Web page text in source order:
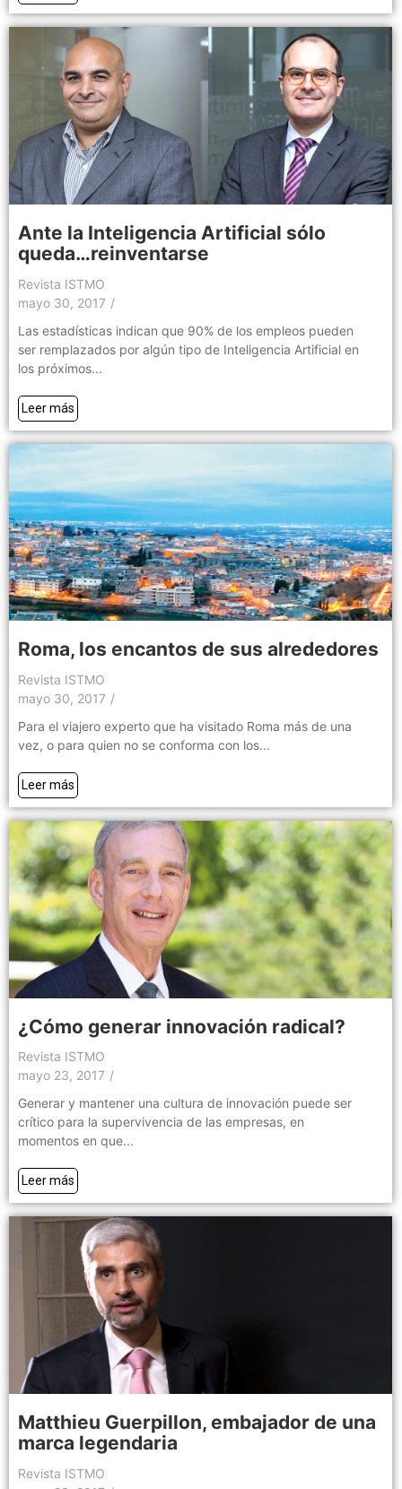
Ante la Inteligencia Artificial sólo
queda…reinventarse
Revista ISTMO
mayo 30, 2017 /
Las estadísticas indican que 90% de los empleos pueden
ser remplazados por algún tipo de Inteligencia Artificial en
los próximos...
Leer más
Roma, los encantos de sus alrededores
Revista ISTMO
mayo 30, 2017 /
Para el viajero experto que ha visitado Roma más de una
vez, o para quien no se conforma con los...
Leer más
¿Cómo generar innovación radical?
Revista ISTMO
mayo 23, 2017 /
Generar y mantener una cultura de innovación puede ser
crítico para la supervivencia de las empresas, en
momentos en que...
Leer más
Matthieu Guerpillon, embajador de una
marca legendaria
Revista ISTMO